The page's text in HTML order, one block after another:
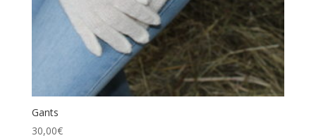
Gants
30,00€